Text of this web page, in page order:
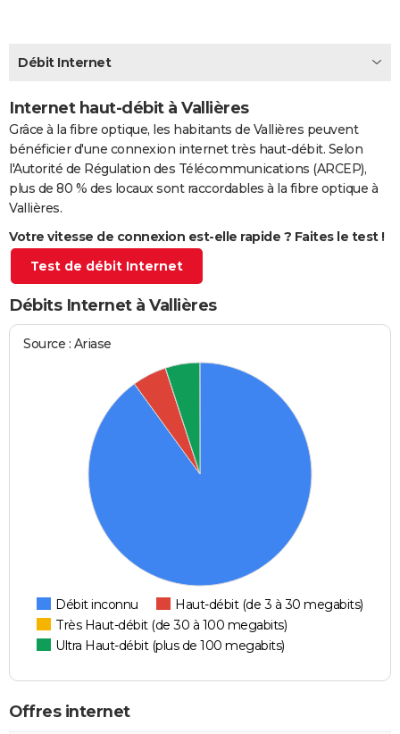
GUIDES D'ACHAT
CARTE DE VOEUX
Carte de Noël
Carte Bonne année
Carte Saint-Valentin
Carte Pâques
Carte d'anniversaire
DICTIONNAIRE
Biographies
Expressions
PROGRAMME TV
COPAINS D'AVANT
S'inscrire
Se connecter
Lycées
Collèges
Primaires
Universités
Entreprises
Service militaire
Avis de recherche
AVIS DE DÉCÈS
FORUM
Bricolage
Lifestyle
Culture
Sport
Auto
Television
Voyage
Cinema
Débit Internet
Internet haut-débit à Vallières
Grâce à la fibre optique, les habitants de Vallières peuvent
bénéficier d'une connexion internet très haut-débit. Selon
l'Autorité de Régulation des Télécommunications (ARCEP),
plus de 80 % des locaux sont raccordables à la fibre optique à
Vallières.
Votre vitesse de connexion est-elle rapide ? Faites le test !
Test de débit Internet
Débits Internet à Vallières
Source : Ariase
Débit inconnu
Haut-débit (de 3 à 30 megabits)
Très Haut-débit (de 30 à 100 megabits)
Ultra Haut-débit (plus de 100 megabits)
Offres internet